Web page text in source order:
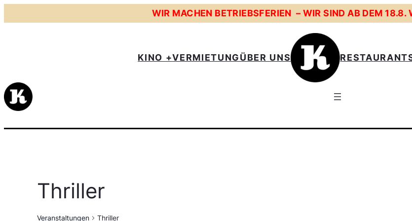
WIR MACHEN BETRIEBSFERIEN – WIR SIND AB DEM 18.8.
KINO +VERMIETUNGÜBER UNS RESTAURANT
Thriller
Veranstaltungen Thriller